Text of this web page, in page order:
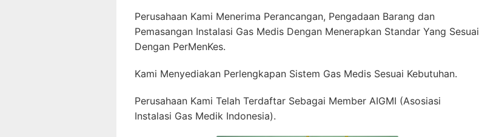
Perusahaan Kami Menerima Perancangan, Pengadaan Barang dan
Pemasangan Instalasi Gas Medis Dengan Menerapkan Standar Yang Sesuai
Dengan PerMenKes.
Kami Menyediakan Perlengkapan Sistem Gas Medis Sesuai Kebutuhan.
Perusahaan Kami Telah Terdaftar Sebagai Member AIGMI (Asosiasi
Instalasi Gas Medik Indonesia).